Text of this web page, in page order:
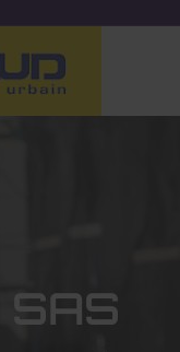
SAS